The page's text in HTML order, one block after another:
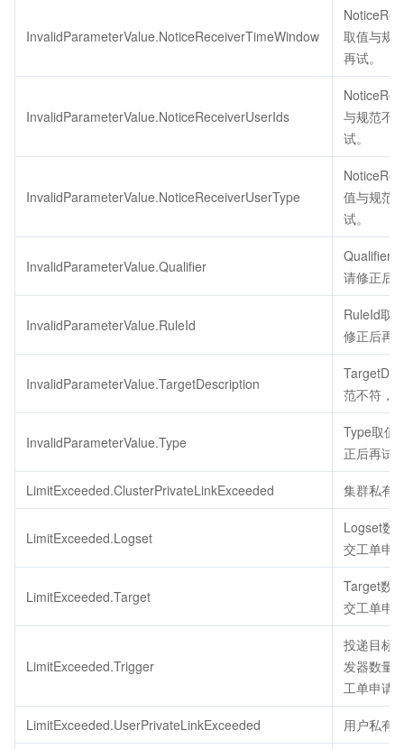
InvalidParameterValue.NoticeReceiverTimeWindow
取值与规
再试。
InvalidParameterValue.NoticeReceiverUserIds
与规范不
试。
InvalidParameterValue.NoticeReceiverUserType
值与规范
试。
InvalidParameterValue.Qualifier
Qualifier
请修正后
InvalidParameterValue.RuleId
RuleId取
修正后再
InvalidParameterValue.TargetDescription
范不符，
InvalidParameterValue.Type
Type取值
正后再试
LimitExceeded.ClusterPrivateLinkExceeded 集群私有
LimitExceeded.Logset
Logset数
交工单申
LimitExceeded.Target
Target数
交工单申
LimitExceeded.Trigger
投递目标
发器数量
工单申请
LimitExceeded.UserPrivateLinkExceeded 用户私有